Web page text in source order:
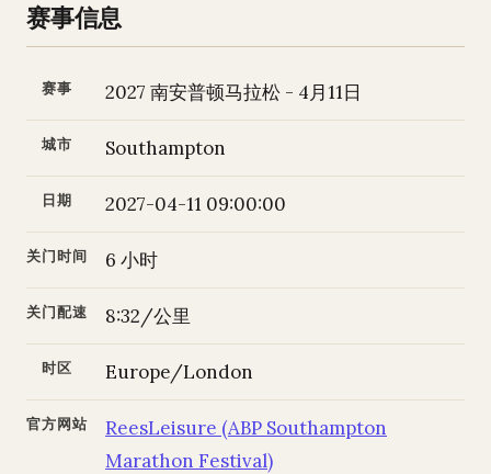
赛事信息
赛事 2027 南安普顿马拉松 - 4月11日
城市 Southampton
日期 2027-04-11 09:00:00
关门时间 6 小时
关门配速 8:32/公里
时区 Europe/London
官方网站
ReesLeisure (ABP Southampton
Marathon Festival)